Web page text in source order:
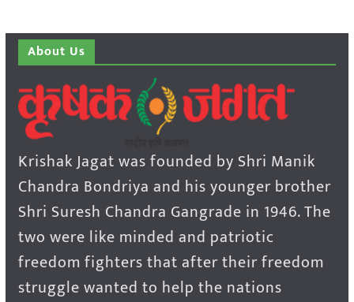
About Us
Krishak Jagat was founded by Shri Manik
Chandra Bondriya and his younger brother
Shri Suresh Chandra Gangrade in 1946. The
two were like minded and patriotic
freedom fighters that after their freedom
struggle wanted to help the nations